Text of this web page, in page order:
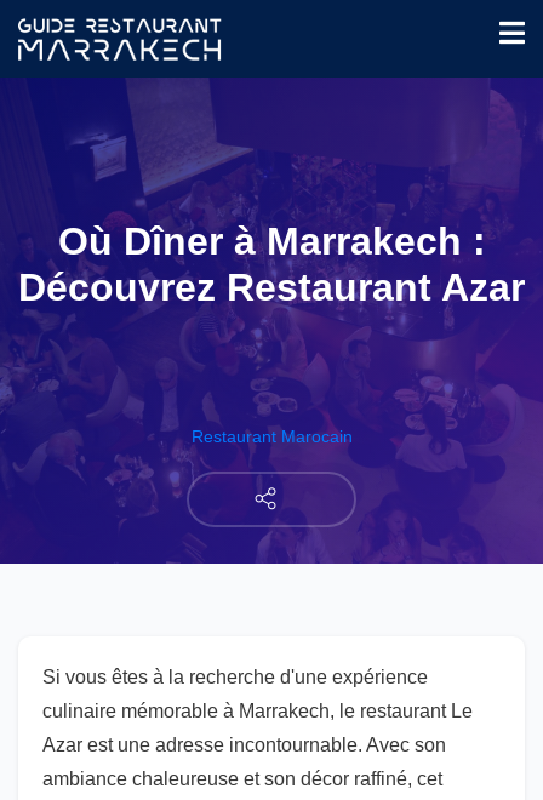
Où Dîner à Marrakech :
Découvrez Restaurant Azar
Restaurant Marocain
Si vous êtes à la recherche d'une expérience
culinaire mémorable à Marrakech, le restaurant Le
Azar est une adresse incontournable. Avec son
ambiance chaleureuse et son décor raffiné, cet